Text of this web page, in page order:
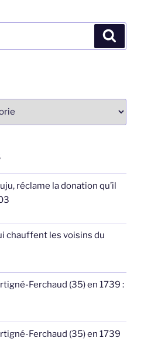
réclame la donation qu’il
chauffent les voisins du
Ferchaud (35) en 1739 :
Ferchaud (35) en 1739